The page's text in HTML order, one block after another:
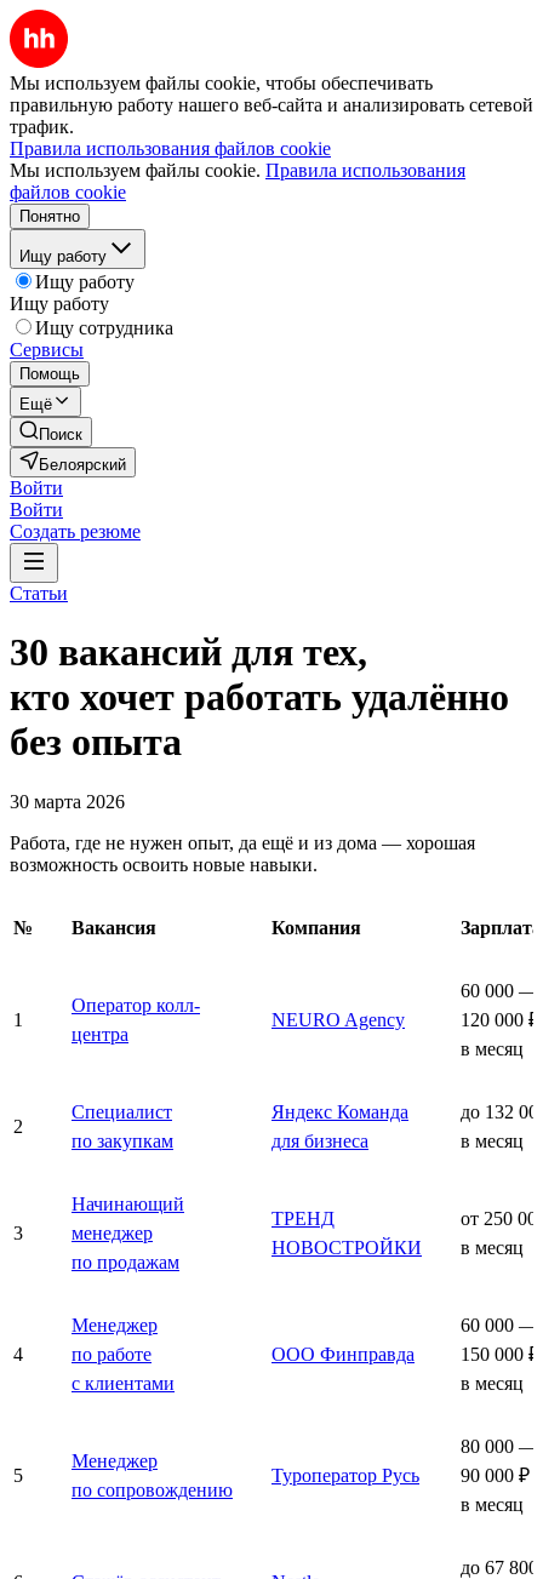
Мы используем файлы cookie, чтобы обеспечивать
правильную работу нашего веб-сайта и анализировать сетевой
трафик.
Правила использования файлов cookie
Мы используем файлы cookie. Правила использования
файлов cookie
Понятно
Ищу работу
Ищу работу
Ищу работу
Ищу сотрудника
Сервисы
Помощь
Ещё
Поиск
Белоярский
Войти
Войти
Создать резюме
Статьи
30 вакансий для тех,
кто хочет работать удалённо
без опыта
30 марта 2026
Работа, где не нужен опыт, да ещё и из дома — хорошая
возможность освоить новые навыки.
№ Вакансия Компания Зарплата
1
Оператор колл-
центра
NEURO Agency
60 000 —
120 000 ₽
в месяц
2
Специалист
по закупкам
Яндекс Команда
для бизнеса
до 132
в месяц
3
Начинающий
менеджер
по продажам
ТРЕНД
НОВОСТРОЙКИ
от 250
в месяц
4
Менеджер
по работе
с клиентами
ООО Финправда
60 000 —
150 000 ₽
в месяц
5
Менеджер
по сопровождению
Туроператор Русь
80 000 —
90 000 ₽
в месяц
до 67 800